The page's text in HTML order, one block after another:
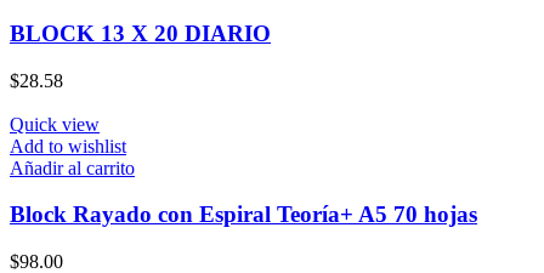
BLOCK 13 X 20 DIARIO
$28.58
Quick view
Add to wishlist
Añadir al carrito
Block Rayado con Espiral Teoría+ A5 70 hojas
$98.00